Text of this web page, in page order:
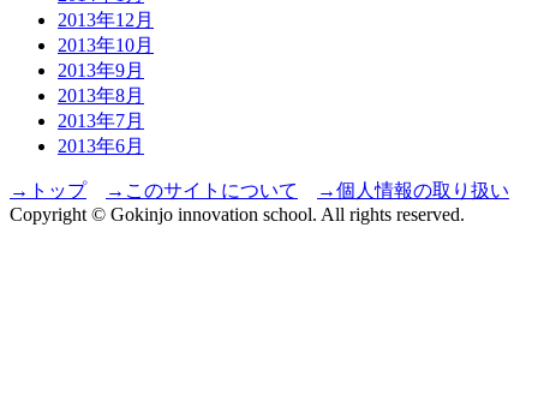
2013年12月
2013年10月
2013年9月
2013年8月
2013年7月
2013年6月
→トップ →このサイトについて
→個人情報の取り扱い
Copyright © Gokinjo innovation school. All rights reserved.